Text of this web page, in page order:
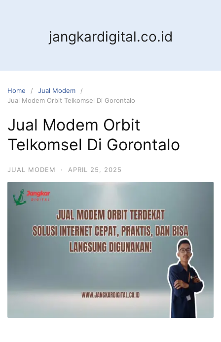
jangkardigital.co.id
Home
Jual Modem
Jual Modem Orbit Telkomsel Di Gorontalo
Jual Modem Orbit
Telkomsel Di Gorontalo
JUAL MODEM · APRIL 25, 2025